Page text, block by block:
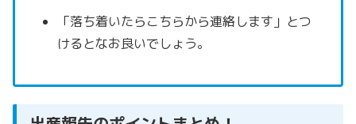
「落ち着いたらこちらから連絡します」とつ
けるとなお良いでしょう。